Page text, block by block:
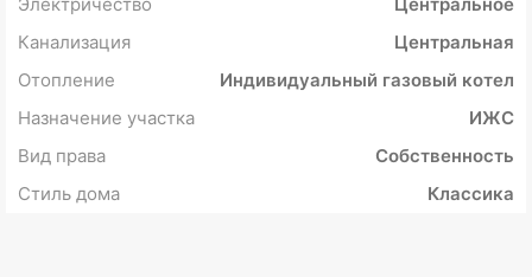
Электричество
Центральное
Канализация
Центральная
Отопление
Индивидуальный газовый котел
Назначение участка
ИЖС
Вид права
Собственность
Стиль дома
Классика